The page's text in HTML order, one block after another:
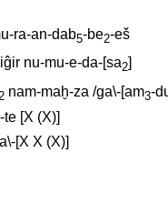
ra-an-dab5-be2-eš
nu-mu-e-da-[sa2]
nam-maḫ-za /ga\-[am3-
te [X (X)]
[X X (X)]